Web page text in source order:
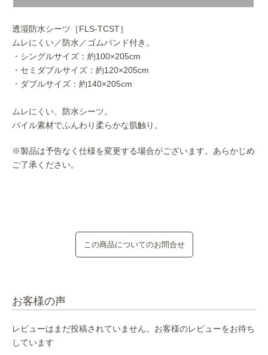
透湿防水シーツ［FLS-TCST］
ムレにくい／防水／ゴムバンド付き。
・シングルサイズ：約100×205cm
・セミダブルサイズ：約120×205cm
・ダブルサイズ：約140×205cm
ムレにくい、防水シーツ。
パイル素材でふんわり柔らかな肌触り。
※製品は予告なく仕様を変更する場合がございます。あらかじめ
ご了承ください。
この商品についてのお問合せ
お客様の声
レビューはまだ投稿されていません。お客様のレビューをお待ち
しています